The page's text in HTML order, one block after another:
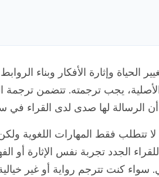
الحياة وإثارة الأفكار وبناء
الأصلية، يجب ترجمته. تتضمن ترجمة
الرسالة لها صدى لدى القراء
تتطلب فقط المهارات اللغوية ولكن
الجدد تجربة نفس الإثارة أو
سواء كنت تترجم رواية أو غير